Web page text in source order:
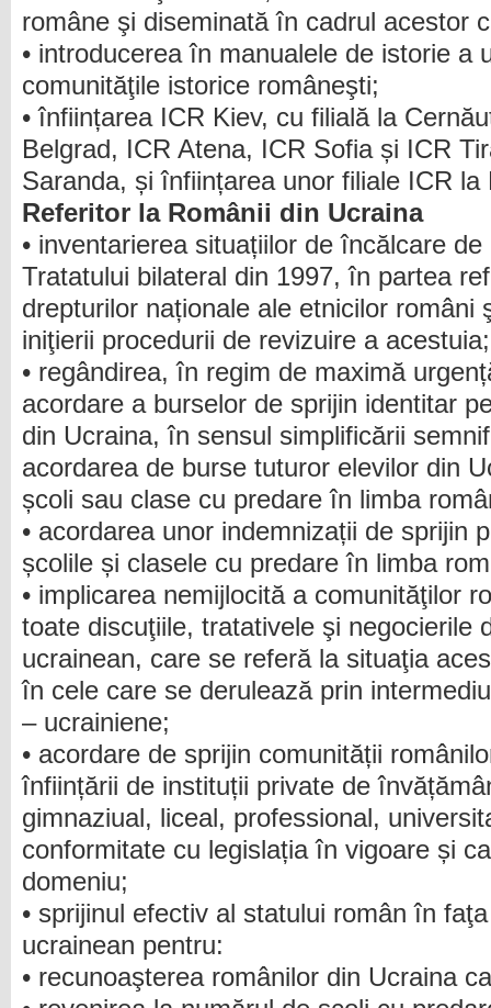
române şi diseminată în cadrul acestor
• introducerea în manualele de istorie a
comunităţile istorice româneşti;
• înființarea ICR Kiev, cu filială la
Belgrad, ICR Atena, ICR Sofia și ICR
Saranda, și înființarea unor filiale ICR la
Referitor la Românii din Ucraina
• inventarierea situațiilor de încălcare
Tratatului bilateral din 1997, în partea
drepturilor naționale ale etnicilor români
iniţierii procedurii de revizuire a acestuia;
• regândirea, în regim de maximă
acordare a burselor de sprijin identitar
din Ucraina, în sensul simplificării
acordarea de burse tuturor elevilor din
școli sau clase cu predare în limba
• acordarea unor indemnizații de sprijin
școlile și clasele cu predare în limba
• implicarea nemijlocită a comunităţilor
toate discuţiile, tratativele şi negocierile
ucrainean, care se referă la situaţia
în cele care se derulează prin
– ucrainiene;
• acordare de sprijin comunității
înființării de instituții private de
gimnaziual, liceal, professional,
conformitate cu legislația în vigoare și
domeniu;
• sprijinul efectiv al statului român în
ucrainean pentru:
• recunoaşterea românilor din Ucraina